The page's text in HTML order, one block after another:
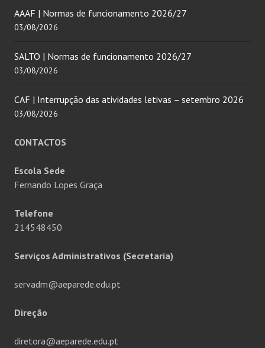
AAAF | Normas de funcionamento 2026/27
03/08/2026
SALTO | Normas de funcionamento 2026/27
03/08/2026
CAF | Interrupção das atividades letivas – setembro 2026
03/08/2026
CONTACTOS
Escola Sede
Fernando Lopes Graça
Telefone
214548450
Serviços Administrativos (Secretaria)
servadm@aeparede.edu.pt
Direção
diretora@aeparede.edu.pt